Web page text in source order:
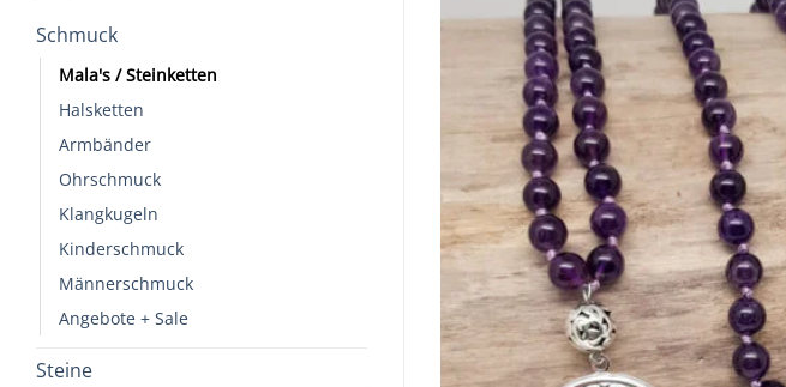
Schmuck
Mala's / Steinketten
Halsketten
Armbänder
Ohrschmuck
Klangkugeln
Kinderschmuck
Männerschmuck
Angebote + Sale
Steine